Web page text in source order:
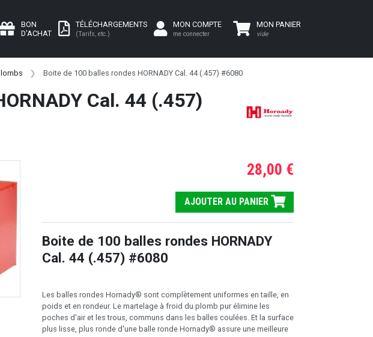
BON
D'ACHAT
TÉLÉCHARGEMENTS
(Tarifs, etc.)
MON COMPTE
me connecter
MON PANIER
vide
Boite de 100 balles rondes HORNADY Cal. 44 (.457) #6080
Cal. 44 (.457)
28,00 €
AJOUTER AU PANIER
Boite de 100 balles rondes HORNADY
Cal. 44 (.457) #6080
Les balles rondes Hornady® sont complètement uniformes en taille, en
poids et en rondeur. Le martelage à froid du plomb pur élimine les
poches d'air et les trous, communs dans les balles coulées. Et la surface
plus lisse, plus ronde d'une balle ronde Hornady® assure une meilleure